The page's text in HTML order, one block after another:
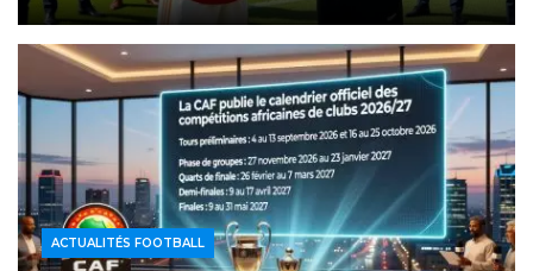
ACTUALITÉS FOOTBALL